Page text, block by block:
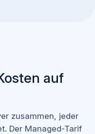
auf
zusammen, jeder
Der Managed-Tarif